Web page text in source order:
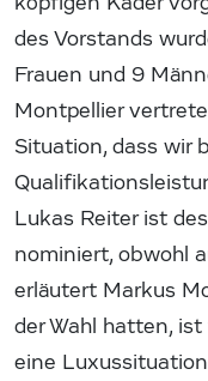
des Vorstands
Frauen und 9
Montpellier
Situation, dass wir
Lukas Reiter ist
nominiert, obwohl
erläutert Markus
der Wahl hatten,
eine